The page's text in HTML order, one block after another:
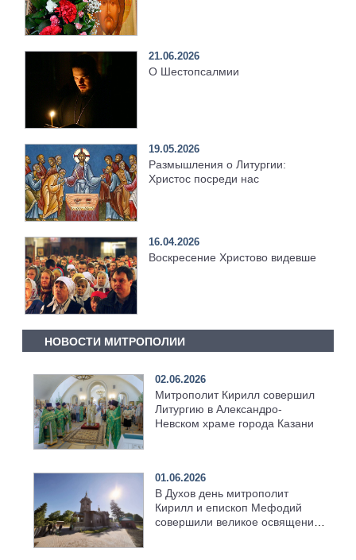
21.06.2026
О Шестопсалмии
19.05.2026
Размышления о Литургии:
Христос посреди нас
16.04.2026
Воскресение Христово видевше
НОВОСТИ МИТРОПОЛИИ
02.06.2026
Митрополит Кирилл совершил
Литургию в Александро-
Невском храме города Казани
01.06.2026
В Духов день митрополит
Кирилл и епископ Мефодий
совершили великое освящение